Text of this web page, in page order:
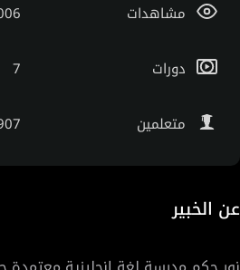
مشاهدات
دورات 7
متعلمين
عن الخبير